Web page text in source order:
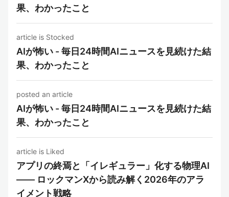
果、わかったこと
article is Stocked
AIが怖い - 毎日24時間AIニュースを見続けた結
果、わかったこと
posted an article
AIが怖い - 毎日24時間AIニュースを見続けた結
果、わかったこと
article is Liked
アプリの終焉と「イレギュラー」化する物理AI
—— ロックマンXから読み解く2026年のアラ
イメント戦略